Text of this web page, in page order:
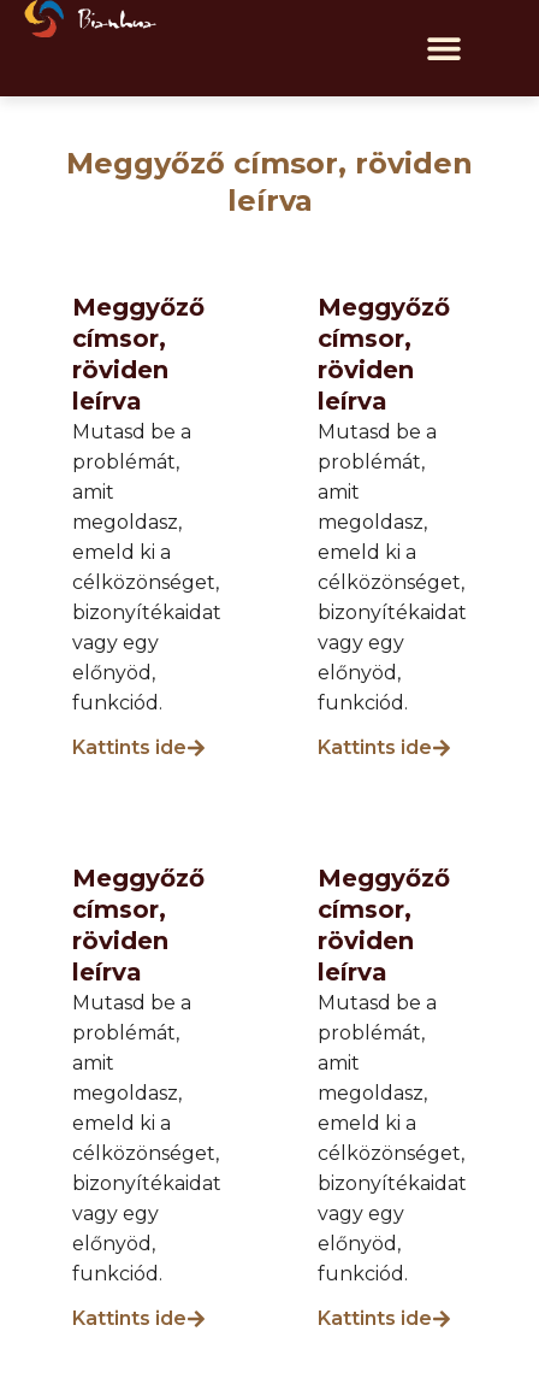
Meggyőző címsor, röviden
leírva
Meggyőző
címsor,
röviden
leírva
Mutasd be a
problémát,
amit
megoldasz,
emeld ki a
célközönséget,
bizonyítékaidat
vagy egy
előnyöd,
funkciód.
Kattints ide
Meggyőző
címsor,
röviden
leírva
Mutasd be a
problémát,
amit
megoldasz,
emeld ki a
célközönséget,
bizonyítékaidat
vagy egy
előnyöd,
funkciód.
Kattints ide
Meggyőző
címsor,
röviden
leírva
Mutasd be a
problémát,
amit
megoldasz,
emeld ki a
célközönséget,
bizonyítékaidat
vagy egy
előnyöd,
funkciód.
Kattints ide
Meggyőző
címsor,
röviden
leírva
Mutasd be a
problémát,
amit
megoldasz,
emeld ki a
célközönséget,
bizonyítékaidat
vagy egy
előnyöd,
funkciód.
Kattints ide